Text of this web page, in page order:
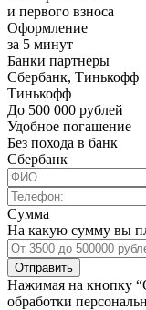
и первого взноса
Оформление
за 5 минут
Банки партнеры
Сбербанк, Тинькофф
Тинькофф
До 500 000 рублей
Удобное погашение
Без похода в банк
Сбербанк
Сумма
На какую сумму вы
Отправить
Нажимая на кнопку
обработки